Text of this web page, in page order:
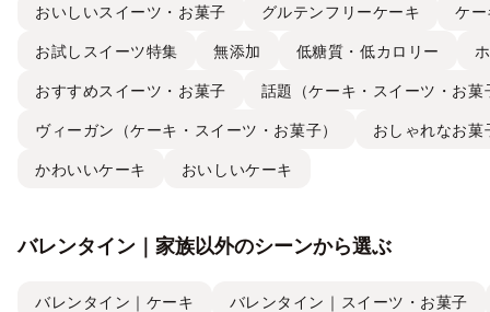
おいしいスイーツ・お菓子 グルテンフリーケーキ ケ
お試しスイーツ特集 無添加 低糖質・低カロリー
おすすめスイーツ・お菓子 話題（ケーキ・スイーツ・お菓
ヴィーガン（ケーキ・スイーツ・お菓子） おしゃれなお菓
かわいいケーキ おいしいケーキ
バレンタイン｜家族以外のシーンから選ぶ
バレンタイン｜ケーキ バレンタイン｜スイーツ・お菓子